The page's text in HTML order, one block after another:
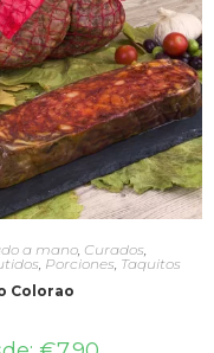
a mano, Curados,
, Porciones, Taquitos
Colorao